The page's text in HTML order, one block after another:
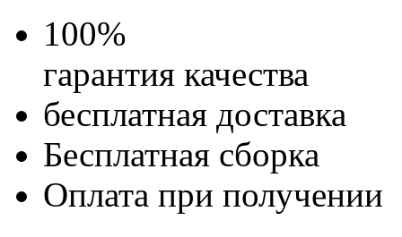
100%
гарантия качества
бесплатная доставка
Бесплатная сборка
Оплата при получении